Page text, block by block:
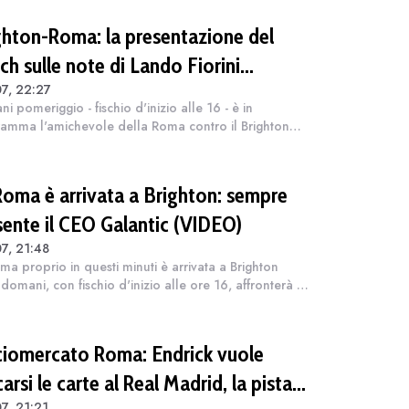
Roma: la presentazione del
sulle note di Lando Fiorini
22:27
pomeriggio - fischio d'inizio alle 16 - è in
l'amichevole della Roma contro il Brighton
è arrivata a Brighton: sempre
il CEO Galantic (VIDEO)
21:48
proprio in questi minuti è arrivata a Brighton
con fischio d'inizio alle ore 16, affronterà i
Roma: Endrick vuole
le carte al Real Madrid, la pista